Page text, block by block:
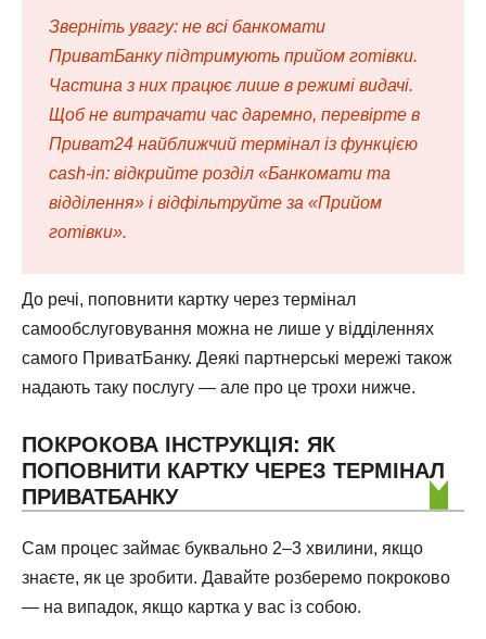
Зверніть увагу: не всі банкомати
ПриватБанку підтримують прийом готівки.
Частина з них працює лише в режимі видачі.
Щоб не витрачати час даремно, перевірте в
Приват24 найближчий термінал із функцією
cash-in: відкрийте розділ «Банкомати та
відділення» і відфільтруйте за «Прийом
готівки».
До речі, поповнити картку через термінал
самообслуговування можна не лише у відділеннях
самого ПриватБанку. Деякі партнерські мережі також
надають таку послугу — але про це трохи нижче.
ПОКРОКОВА ІНСТРУКЦІЯ: ЯК
ПОПОВНИТИ КАРТКУ ЧЕРЕЗ ТЕРМІНАЛ
ПРИВАТБАНКУ
Сам процес займає буквально 2–3 хвилини, якщо
знаєте, як це зробити. Давайте розберемо покроково
— на випадок, якщо картка у вас із собою.